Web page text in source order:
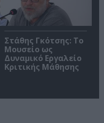
Στάθης Γκότσης: Το
Μουσείο ως
Δυναμικό Εργαλείο
Κριτικής Μάθησης